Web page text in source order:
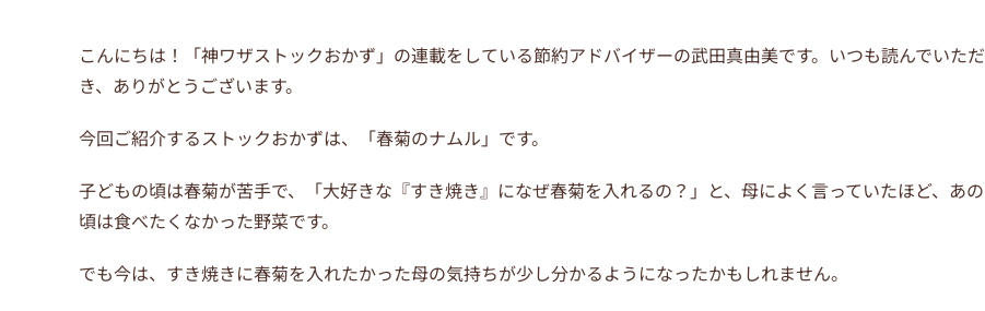
こんにちは！「神ワザストックおかず」の連載をしている節約アドバイザーの武田真由美です。いつも読んでいただ
き、ありがとうございます。
今回ご紹介するストックおかずは、「春菊のナムル」です。
子どもの頃は春菊が苦手で、「大好きな『すき焼き』になぜ春菊を入れるの？」と、母によく言っていたほど、あの
頃は食べたくなかった野菜です。
でも今は、すき焼きに春菊を入れたかった母の気持ちが少し分かるようになったかもしれません。